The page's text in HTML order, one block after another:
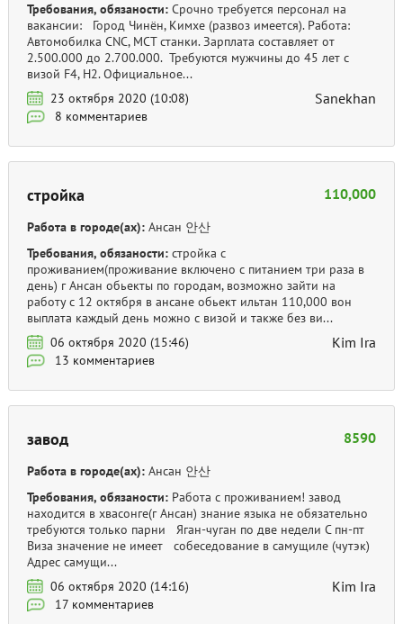
Требования, обязаности: Срочно требуется персонал на
вакансии: Город Чинён, Кимхе (развоз имеется). Работа:
Автомобилка CNC, MCT станки. Зарплата составляет от
2.500.000 до 2.700.000. Требуются мужчины до 45 лет с
визой F4, H2. Официальное...
23 октября 2020 (10:08)
8 комментариев
Sanekhan
стройка 110,000
Работа в городе(ах): Ансан 안산
Требования, обязаности: стройка с
проживанием(проживание включено с питанием три раза в
день) г Ансан обьекты по городам, возможно зайти на
работу с 12 октября в ансане обьект ильтан 110,000 вон
выплата каждый день можно с визой и также без ви...
06 октября 2020 (15:46)
13 комментариев
Kim Ira
завод 8590
Работа в городе(ах): Ансан 안산
Требования, обязаности: Работа с проживанием! завод
находится в хвасонге(г Ансан) знание языка не обязательно
требуются только парни Яган-чуган по две недели С пн-пт
Виза значение не имеет собеседование в самущиле (чутэк)
Адрес самущи...
06 октября 2020 (14:16)
17 комментариев
Kim Ira